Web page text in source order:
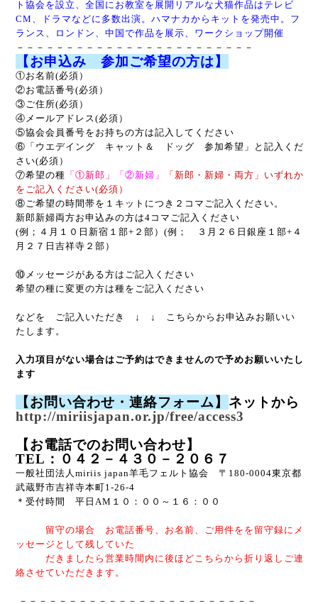
ト協会を設立、全国にお教室を展開リアルな犬猫作品はテレビ
CM、ドラマなどに多数出演。ハマナカからキットを発売中。 フ
ランス、ロンドン、中国で作品を展示、ワークショップ開催
－－－－－－－－－－－－－－－－－－－－－－－－
【お申込み 参加ご希望の方は】
①お名前(必須）
②お電話番号(必須）
③ご住所(必須）
④メールアドレス(必須）
⑤協会会員番号をお持ちの方は記入してください
⑥「 ウエデイング キャット＆ ドッグ 参加希望」と 記入くだ
さい(必須）
⑦希望の種 「①新郎」 「②新婦 」 「新郎・新婦・両方」 いずれか
をご記入ください(必須）
⑧ご希望の時間帯を１キットにつき２コマご記入ください。
新郎新婦両方お申込みの方は4コマご記入ください
(例；４月１０日新宿１部+２部）(例； ３月２６日銀座１部+４
月２７日吉祥寺２部）
⑩メッセージがある方はご記入ください
希望の種に変更の方は種をご記入ください
などを ご記入いただき ↓ ↓ こちらからお申込みお願いい
たします。
入力項目がない場合はご予約はできませんので予めお願いいたし
ます
【お問い合わせ・連絡フォーム】 ネットから
http://miriisjapan.or.jp/free/access3
【お電話でのお問い合わせ】
TEL：０４２－４３０－２０６７
一般社団法人 miriis japan羊毛フェルト協会 〒180-0004東京都
武蔵野市吉祥寺本町1-26-4
＊受付時間 平日AM１０：００～１６：００
留守の場合 お電話番号、お名前、ご用件をを留守録にメ
ッセージとして残していた
だきましたら営業時間内に後ほどこちらから折り返しご連
絡させていただきます。
－－－－－－－－－－－－－－－－－－－－－－－－